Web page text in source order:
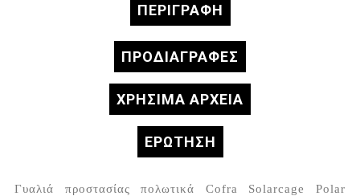
ΠΕΡΙΓΡΑΦΉ
ΠΡΟΔΙΑΓΡΑΦΈΣ
ΧΡΗΣΙΜΑ ΑΡΧΕΙΑ
ΕΡΏΤΗΣΗ
Γυαλιά προστασίας πολωτικά Cofra Solarcage Polar